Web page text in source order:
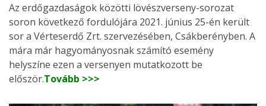
Az erdőgazdaságok közötti lövészverseny-sorozat
soron következő fordulójára 2021. június 25-én került
sor a Vérteserdő Zrt. szervezésében, Csákberényben. A
mára már hagyományosnak számító esemény
helyszíne ezen a versenyen mutatkozott be
először.Tovább >>>